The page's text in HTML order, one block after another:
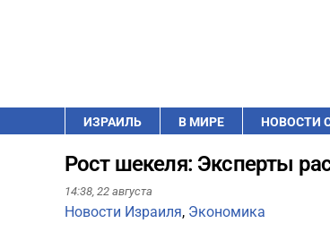
ИЗРАИЛЬ В МИРЕ НОВОСТИ
Рост шекеля: Эксперты
14:38, 22 августа
Новости Израиля, Экономика